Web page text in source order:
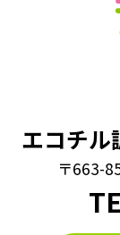
エコチル
〒663-